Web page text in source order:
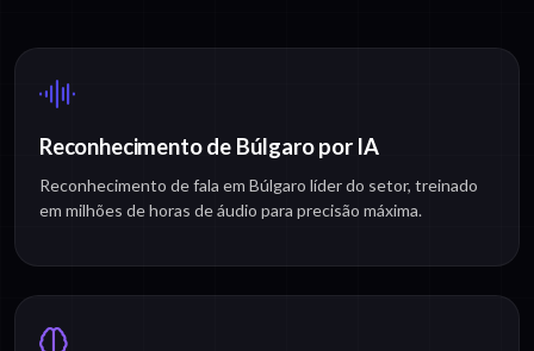
Reconhecimento de Búlgaro por IA
Reconhecimento de fala em Búlgaro líder do setor, treinado
em milhões de horas de áudio para precisão máxima.